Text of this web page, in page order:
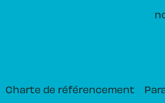
Charte de référencement